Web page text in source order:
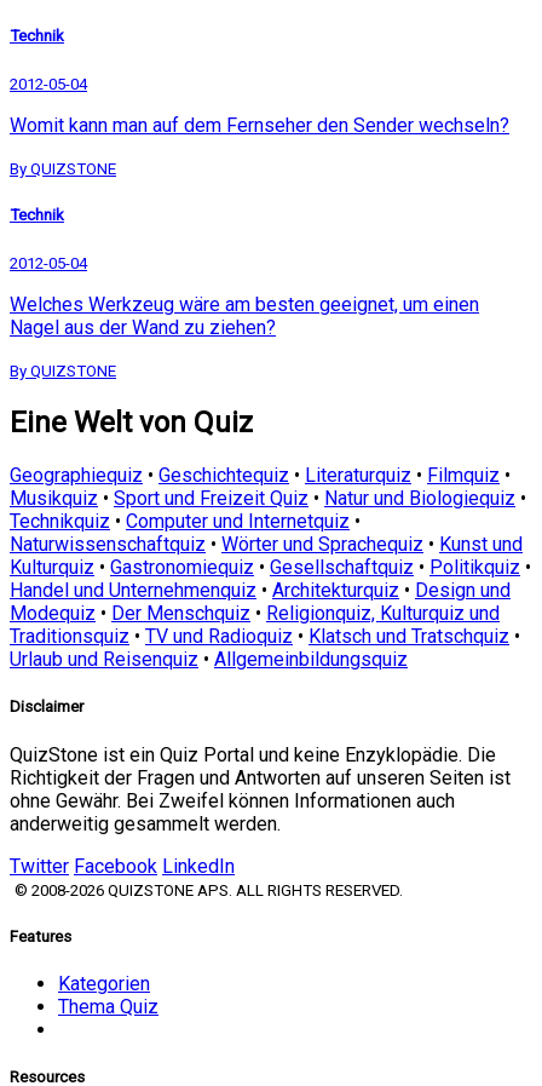
Technik
2012-05-04
Womit kann man auf dem Fernseher den Sender wechseln?
By QUIZSTONE
Technik
2012-05-04
Welches Werkzeug wäre am besten geeignet, um einen
Nagel aus der Wand zu ziehen?
By QUIZSTONE
Eine Welt von Quiz
Geographiequiz • Geschichtequiz • Literaturquiz • Filmquiz •
Musikquiz • Sport und Freizeit Quiz • Natur und Biologiequiz •
Technikquiz • Computer und Internetquiz •
Naturwissenschaftquiz • Wörter und Sprachequiz • Kunst und
Kulturquiz • Gastronomiequiz • Gesellschaftquiz • Politikquiz •
Handel und Unternehmenquiz • Architekturquiz • Design und
Modequiz • Der Menschquiz • Religionquiz, Kulturquiz und
Traditionsquiz • TV und Radioquiz • Klatsch und Tratschquiz •
Urlaub und Reisenquiz • Allgemeinbildungsquiz
Disclaimer
QuizStone ist ein Quiz Portal und keine Enzyklopädie. Die
Richtigkeit der Fragen und Antworten auf unseren Seiten ist
ohne Gewähr. Bei Zweifel können Informationen auch
anderweitig gesammelt werden.
Twitter Facebook LinkedIn
© 2008-2026 QUIZSTONE APS. ALL RIGHTS RESERVED.
Features
Kategorien
Thema Quiz
Resources